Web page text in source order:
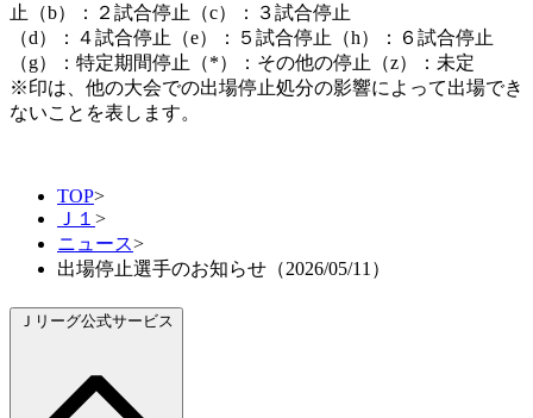
止（b）：２試合停止（c）：３試合停止
（d）：４試合停止（e）：５試合停止（h）：６試合停止
（g）：特定期間停止（*）：その他の停止（z）：未定
※印は、他の大会での出場停止処分の影響によって出場でき
ないことを表します。
TOP>
Ｊ１ >
ニュース>
出場停止選手のお知らせ（2026/05/11）
Ｊリーグ公式サービス